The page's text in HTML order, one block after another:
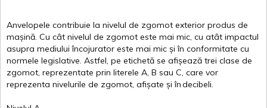
Anvelopele contribuie la nivelul de zgomot exterior produs de
mașină. Cu cât nivelul de zgomot este mai mic, cu atât impactul
asupra mediului încojurator este mai mic și în conformitate cu
normele legislative. Astfel, pe etichetă se afișează trei clase de
zgomot, reprezentate prin literele A, B sau C, care vor
reprezenta nivelurile de zgomot, afișate și îndecibeli.